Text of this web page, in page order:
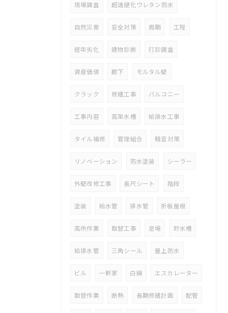
現場調査 超速硬化ウレタン防水
自然災害 安全対策 周期 工程
経年劣化 建物診断 打診調査
資産価値 廊下 モルタル壁
クラック 修繕工事 バルコニー
工事内容 高架水槽 給排水工事
タイル補修 管理組合 騒音対策
リノベーション 防水塗装 シーラー
外壁改修工事 長尺シート 階段
塗装 給水管 排水管 折板屋根
高所作業 取替工事 足場 貯水槽
給排水管 三角シール 屋上防水
ビル 一軒家 白線 エスカレーター
取替作業 断熱 長期修繕計画 配管